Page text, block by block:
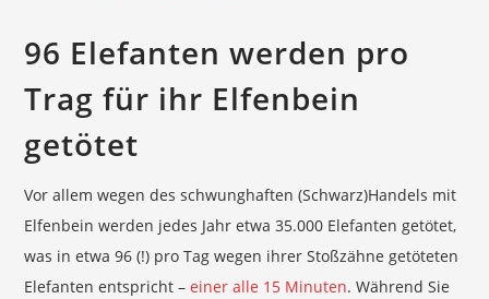
96 Elefanten werden pro
Trag für ihr Elfenbein
getötet
Vor allem wegen des schwunghaften (Schwarz)Handels mit
Elfenbein werden jedes Jahr etwa 35.000 Elefanten getötet,
was in etwa 96 (!) pro Tag wegen ihrer Stoßzähne getöteten
Elefanten entspricht –einer alle 15 Minuten. Während Sie